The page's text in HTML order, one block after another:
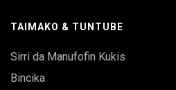
TAIMAKO & TUNTUBE
Sirri da Manufofin Kukis
Bincika